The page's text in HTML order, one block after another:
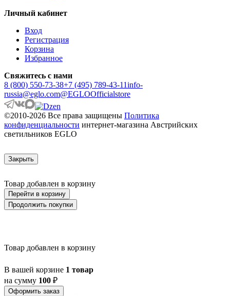
Личный кабинет
Вход
Регистрация
Корзина
Избранное
Свяжитесь с нами
8 (800) 550-73-38+7 (495) 789-43-11info-
russia@eglo.com@EGLOOfficialstore
©2010-2026 Все права защищены Политика
конфиденциальности интернет-магазина Австрийских
светильников EGLO
Закрыть
Товар добавлен в корзину
Перейти в корзину
Продолжить покупки
Товар добавлен в корзину
В вашей корзине 1 товар
на сумму 100 ₽
Оформить заказ